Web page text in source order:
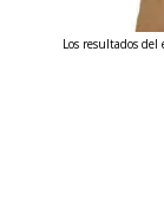
Los resultados